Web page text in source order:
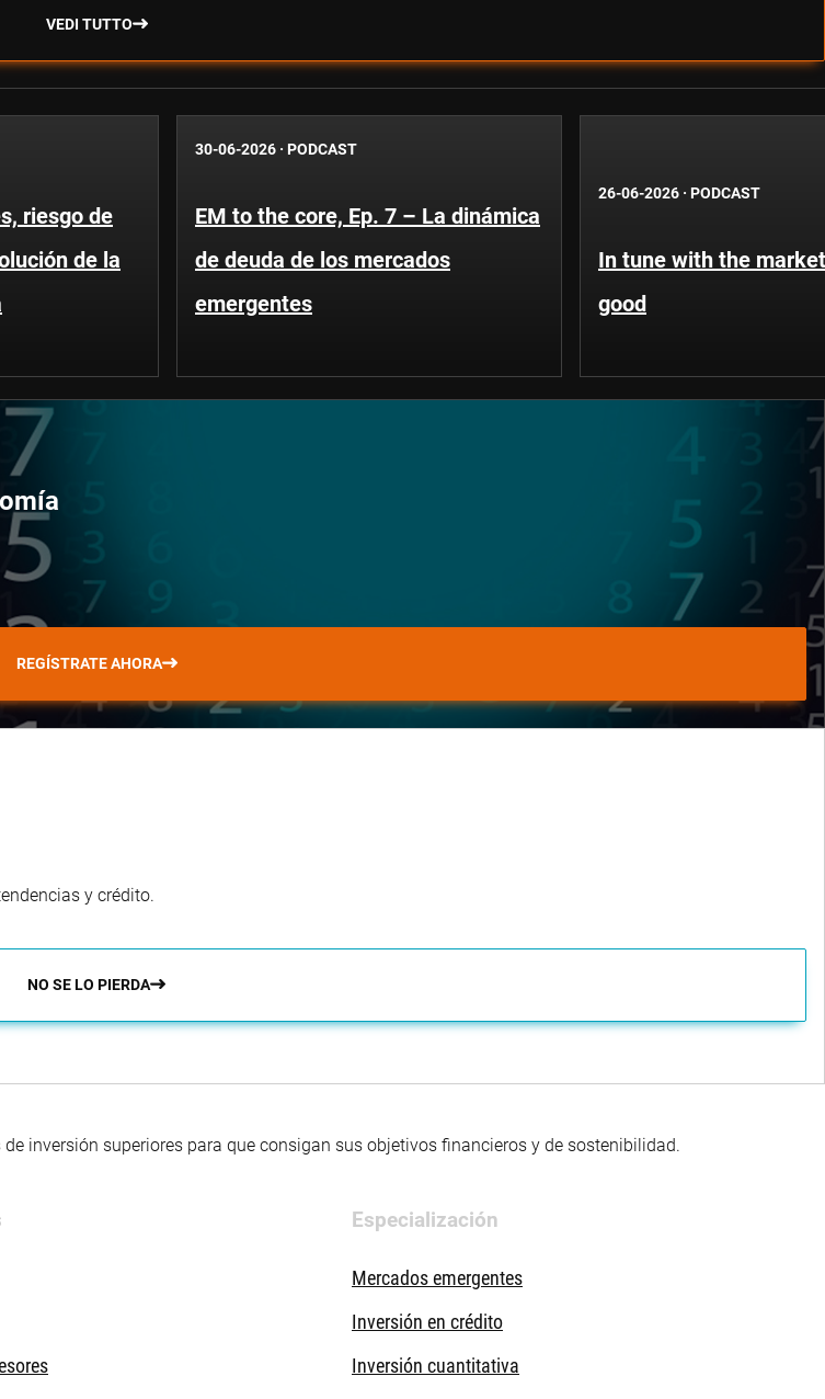
VEDI TUTTO
riesgo de
de la
30-06-2026 · PODCAST
EM to the core, Ep. 7 – La dinámica
de deuda de los mercados
emergentes
26-06-2026 · PODCAST
In tune with the
good
REGÍSTRATE AHORA
y crédito.
NO SE LO PIERDA
inversión superiores para que consigan sus objetivos financieros y de sostenibilidad.
Especialización
Mercados emergentes
Inversión en crédito
Inversión cuantitativa